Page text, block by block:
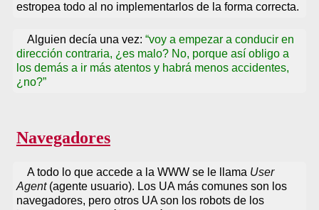
estropea todo al no implementarlos de la forma correcta.
Alguien decía una vez: voy a empezar a conducir en
dirección contraria, ¿es malo? No, porque así obligo a
los demás a ir más atentos y habrá menos accidentes,
¿no?
Navegadores
A todo lo que accede a la WWW se le llama User
Agent(agente usuario). Los UA más comunes son los
navegadores, pero otros UA son los robots de los